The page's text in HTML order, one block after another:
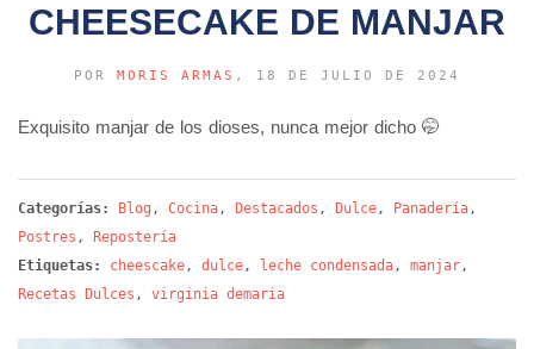
CHEESECAKE DE MANJAR
POR MORIS ARMAS , 18 DE JULIO DE 2024
Exquisito manjar de los dioses, nunca mejor dicho 🤭
Categorías: Blog , Cocina , Destacados , Dulce , Panadería ,
Postres , Repostería
Etiquetas:
cheescake , dulce , leche condensada , manjar ,
Recetas Dulces , virginia demaria